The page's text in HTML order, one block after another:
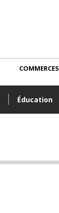
Éducation
COMMERCES